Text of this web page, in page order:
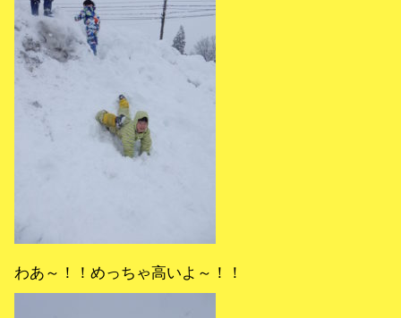
わあ～！！めっちゃ高いよ～！！